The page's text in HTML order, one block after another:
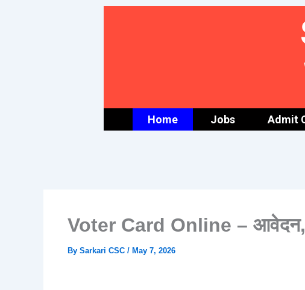
Home Jobs Admit
Voter Card Online – आवेदन,
By Sarkari CSC / May 7, 2026